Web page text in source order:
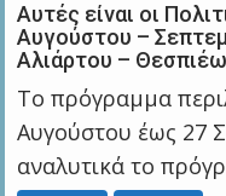
Αυτές είναι οι
Αυγούστου –
Αλιάρτου –
Το πρόγραμμα
Αυγούστου έως 27
αναλυτικά το